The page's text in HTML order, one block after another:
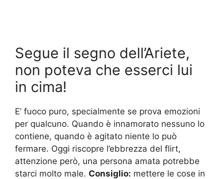
Segue il segno dell’Ariete,
non poteva che esserci lui
in cima!
E’ fuoco puro, specialmente se prova emozioni
per qualcuno. Quando è innamorato nessuno lo
contiene, quando è agitato niente lo può
fermare. Oggi riscopre l’ebbrezza del flirt,
attenzione però, una persona amata potrebbe
starci molto male. Consiglio: mettere le cose in